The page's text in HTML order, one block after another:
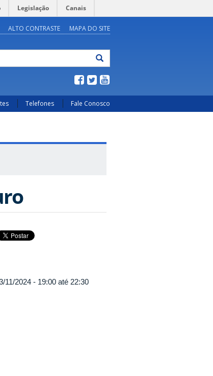
Legislação Canais
ALTO CONTRASTE MAPA DO SITE
Telefones Fale Conosco
11/2024 - 19:00 até 22:30